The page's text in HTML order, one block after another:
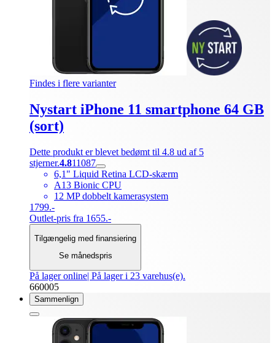
Findes i flere varianter
Nystart iPhone 11 smartphone 64 GB
(sort)
Dette produkt er blevet bedømt til 4.8 ud af 5
stjerner.4.811087
6,1" Liquid Retina LCD-skærm
A13 Bionic CPU
12 MP dobbelt kamerasystem
1799.-
Outlet-pris fra 1655.-
Tilgængelig med finansiering
Se månedspris
På lager online| På lager i 23 varehus(e).
660005
Sammenlign